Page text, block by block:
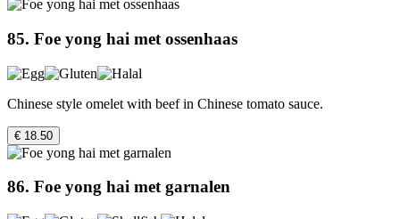
85. Foe yong hai met ossenhaas
Chinese style omelet with beef in Chinese tomato sauce.
€ 18.50
86. Foe yong hai met garnalen